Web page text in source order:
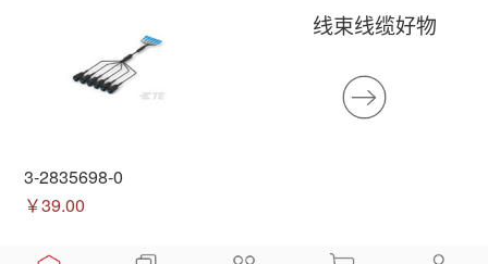
3-2835698-0
￥39.00
线束线缆好物